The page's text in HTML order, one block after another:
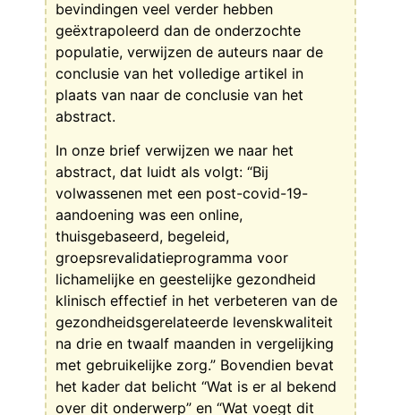
bevindingen veel verder hebben
geëxtrapoleerd dan de onderzochte
populatie, verwijzen de auteurs naar de
conclusie van het volledige artikel in
plaats van naar de conclusie van het
abstract.
In onze brief verwijzen we naar het
abstract, dat luidt als volgt: “Bij
volwassenen met een post-covid-19-
aandoening was een online,
thuisgebaseerd, begeleid,
groepsrevalidatieprogramma voor
lichamelijke en geestelijke gezondheid
klinisch effectief in het verbeteren van de
gezondheidsgerelateerde levenskwaliteit
na drie en twaalf maanden in vergelijking
met gebruikelijke zorg.” Bovendien bevat
het kader dat belicht “Wat is er al bekend
over dit onderwerp” en “Wat voegt dit